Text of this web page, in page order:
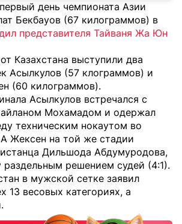
день чемпионата Азии
Бекбауов (67 килограммов) в
представителя Тайваня Жа Юн
Казахстана выступили два
Асылкулов (57 клограммов) и
(60 килограммов).
Асылкулов встречался с
Мохамадом и одержал
техническим нокаутом во
Жексен на той же стадии
Дильшода Абдумуродова,
решением судей (4:1).
в мужской сетке заявил
13 весовых категориях, а